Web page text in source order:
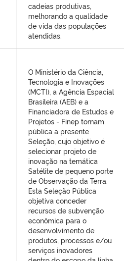
cadeias produtivas,
melhorando a qualidade
de vida das populações
atendidas.
O Ministério da Ciência,
Tecnologia e Inovações
(MCTI), a Agência Espacial
Brasileira (AEB) e a
Financiadora de Estudos e
Projetos - Finep tornam
pública a presente
Seleção, cujo objetivo é
selecionar projeto de
inovação na temática
Satélite de pequeno porte
de Observação da Terra.
Esta Seleção Pública
objetiva conceder
recursos de subvenção
econômica para o
desenvolvimento de
produtos, processos e/ou
serviços inovadores